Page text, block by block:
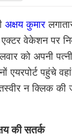
अक्षय कुमार
वेकेशन पर
को अपनी
एयरपोर्ट पहुंचे
न क्लिक की
की सतर्क